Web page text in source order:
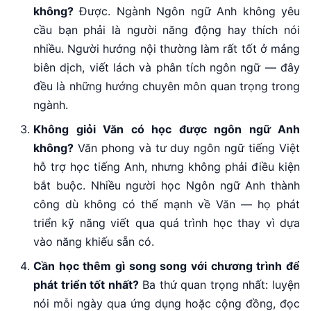
không? Được. Ngành Ngôn ngữ Anh không yêu
cầu bạn phải là người năng động hay thích nói
nhiều. Người hướng nội thường làm rất tốt ở mảng
biên dịch, viết lách và phân tích ngôn ngữ — đây
đều là những hướng chuyên môn quan trọng trong
ngành.
Không giỏi Văn có học được ngôn ngữ Anh
không? Văn phong và tư duy ngôn ngữ tiếng Việt
hỗ trợ học tiếng Anh, nhưng không phải điều kiện
bắt buộc. Nhiều người học Ngôn ngữ Anh thành
công dù không có thế mạnh về Văn — họ phát
triển kỹ năng viết qua quá trình học thay vì dựa
vào năng khiếu sẵn có.
Cần học thêm gì song song với chương trình để
phát triển tốt nhất?Ba thứ quan trọng nhất: luyện
nói mỗi ngày qua ứng dụng hoặc cộng đồng, đọc